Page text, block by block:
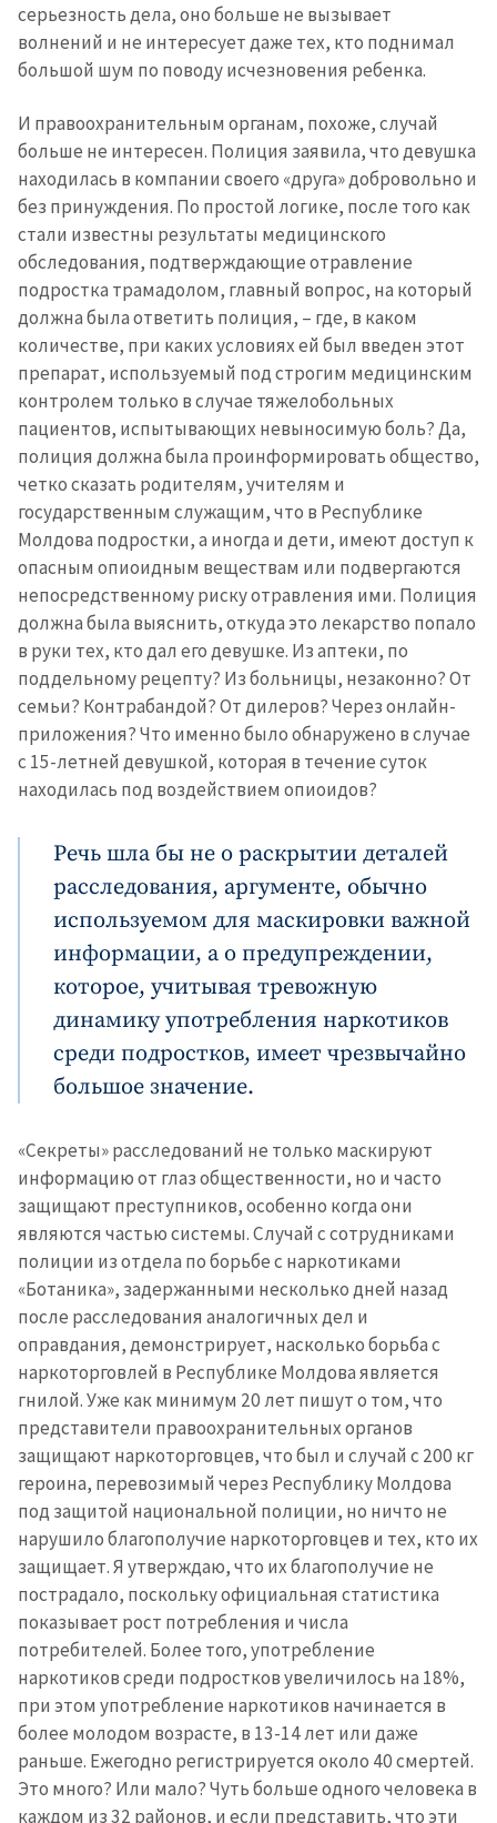
Отправить
О ZDG
серьезность дела, оно больше не вызывает
волнений и не интересует даже тех, кто поднимал
большой шум по поводу исчезновения ребенка.
И правоохранительным органам, похоже, случай
больше не интересен. Полиция заявила, что девушка
находилась в компании своего «друга» добровольно и
без принуждения. По простой логике, после того как
стали известны результаты медицинского
обследования, подтверждающие отравление
подростка трамадолом, главный вопрос, на который
должна была ответить полиция, – где, в каком
количестве, при каких условиях ей был введен этот
препарат, используемый под строгим медицинским
контролем только в случае тяжелобольных
пациентов, испытывающих невыносимую боль? Да,
полиция должна была проинформировать общество,
четко сказать родителям, учителям и
государственным служащим, что в Республике
Молдова подростки, а иногда и дети, имеют доступ к
опасным опиоидным веществам или подвергаются
непосредственному риску отравления ими. Полиция
должна была выяснить, откуда это лекарство попало
в руки тех, кто дал его девушке. Из аптеки, по
поддельному рецепту? Из больницы, незаконно? От
семьи? Контрабандой? От дилеров? Через онлайн-
приложения? Что именно было обнаружено в случае
с 15-летней девушкой, которая в течение суток
находилась под воздействием опиоидов?
Речь шла бы не о раскрытии деталей
расследования, аргументе, обычно
используемом для маскировки важной
информации, а о предупреждении,
которое, учитывая тревожную
динамику употребления наркотиков
среди подростков, имеет чрезвычайно
большое значение.
«Секреты» расследований не только маскируют
информацию от глаз общественности, но и часто
защищают преступников, особенно когда они
являются частью системы. Случай с сотрудниками
полиции из отдела по борьбе с наркотиками
«Ботаника», задержанными несколько дней назад
после расследования аналогичных дел и
оправдания, демонстрирует, насколько борьба с
наркоторговлей в Республике Молдова является
гнилой. Уже как минимум 20 лет пишут о том, что
представители правоохранительных органов
защищают наркоторговцев, что был и случай с 200 кг
героина, перевозимый через Республику Молдова
под защитой национальной полиции, но ничто не
нарушило благополучие наркоторговцев и тех, кто их
защищает. Я утверждаю, что их благополучие не
пострадало, поскольку официальная статистика
показывает рост потребления и числа
потребителей. Более того, употребление
наркотиков среди подростков увеличилось на 18%,
при этом употребление наркотиков начинается в
более молодом возрасте, в 13-14 лет или даже
раньше. Ежегодно регистрируется около 40 смертей.
Это много? Или мало? Чуть больше одного человека в
каждом из 32 районов, и если представить, что эти